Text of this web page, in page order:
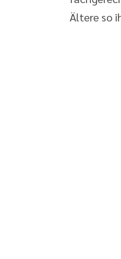
Ältere so